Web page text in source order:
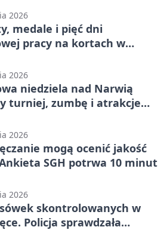
2026
medale i pięć dni
pracy na kortach w
2026
niedziela nad Narwią
turniej, zumbę i atrakcje
2026
mogą ocenić jakość
SGH potrwa 10 minut
2026
skontrolowanych w
Policja sprawdzała